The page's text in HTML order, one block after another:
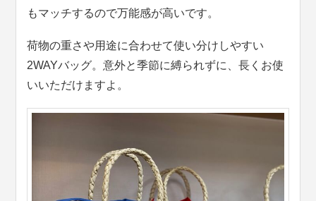
もマッチするので万能感が高いです。
荷物の重さや用途に合わせて使い分けしやすい
2WAYバッグ。意外と季節に縛られずに、長くお使
いいただけますよ。